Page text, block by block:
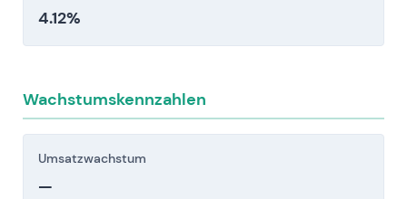
4.12%
Wachstumskennzahlen
Umsatzwachstum
—